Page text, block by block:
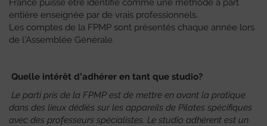
France puisse être identifié comme une méthode à part
entière enseignée par de vrais professionnels.
Les comptes de la FPMP sont présentés chaque année lors
de l’Assemblée Générale.
Quelle intérêt d’adhérer en tant que studio?
Le parti pris de la FPMP est de mettre en avant la pratique
dans des lieux dédiés sur les appareils de Pilates spécifiques
avec des professeurs spécialistes. Le studio adhérent est un